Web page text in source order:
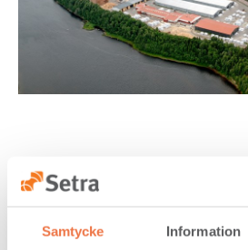
Samtycke Information
Färila
Products
Sawn wood such as planks and boards.